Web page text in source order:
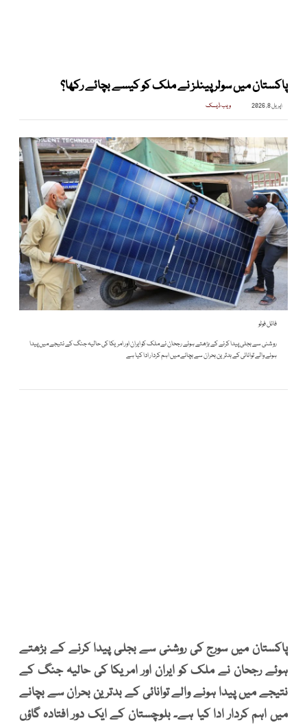
پاکستان میں سولر پینلز نے ملک کو کیسے بچائے رکھا؟
اپریل 8, 2026 ویب ڈیسک
فائل فوٹو
روشنی سے بجلی پیدا کرنے کے بڑھتے ہوئے رجحان نے ملک کو ایران اور امریکا کی حالیہ جنگ کے نتیجے میں پیدا
ہونے والے توانائی کے بدترین بحران سے بچانے میں اہم کردار ادا کیا ہے
پاکستان میں سورج کی روشنی سے بجلی پیدا کرنے کے بڑھتے
ہوئے رجحان نے ملک کو ایران اور امریکا کی حالیہ جنگ کے
نتیجے میں پیدا ہونے والے توانائی کے بدترین بحران سے بچانے
میں اہم کردار ادا کیا ہے۔ بلوچستان کے ایک دور افتادہ گاؤں